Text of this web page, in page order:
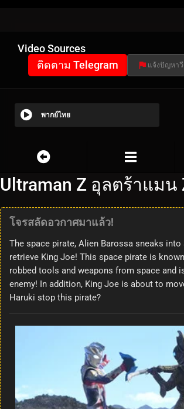
Video Sources
ติดตาม Telegram แจ้งปัญหาวี
พากย์ไทย
Ultraman Z อุลตร้าแมน
โจรสลัดอวกาศมาแล้ว!
The space pirate, Alien Barossa sneaks into
retrieve King Joe! This space pirate is
robbed tools and weapons from space and
enemy! In addition, King Joe is about to
Haruki stop this pirate?